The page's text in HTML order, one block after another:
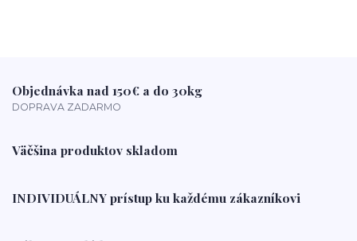
Objednávka nad 150€ a do 30kg
DOPRAVA ZADARMO
Väčšina produktov skladom
INDIVIDUÁLNY prístup ku každému zákazníkovi